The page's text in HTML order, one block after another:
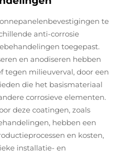
te
anti-corrosie
toegepast.
en anodiseren hebben
tegen milieuverval, door een
die het basismateriaal
corrosieve elementen.
deze coatingen, zoals
hebben een
en kosten,
installatie- en